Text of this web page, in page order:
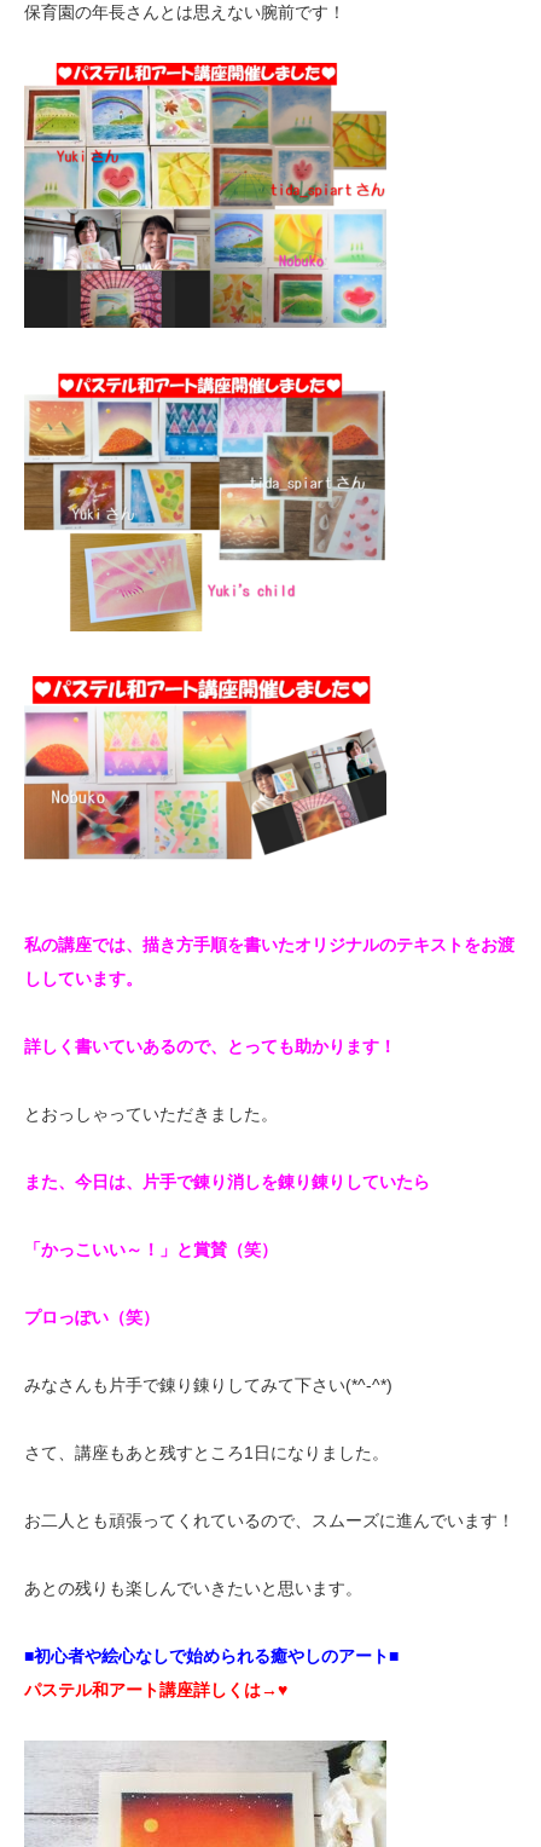
保育園の年長さんとは思えない腕前です！
私の講座では、描き方手順を書いたオリジナルのテキストをお渡
ししています。
詳しく書いていあるので、とっても助かります！
とおっしゃっていただきました。
また、今日は、片手で錬り消しを錬り錬りしていたら
「かっこいい～！」と賞賛（笑）
プロっぽい（笑）
みなさんも片手で錬り錬りしてみて下さい(*^-^*)
さて、講座もあと残すところ1日になりました。
お二人とも頑張ってくれているので、スムーズに進んでいます！
あとの残りも楽しんでいきたいと思います。
■初心者や絵心なしで始められる癒やしのアート■
パステル和アート講座詳しくは→♥